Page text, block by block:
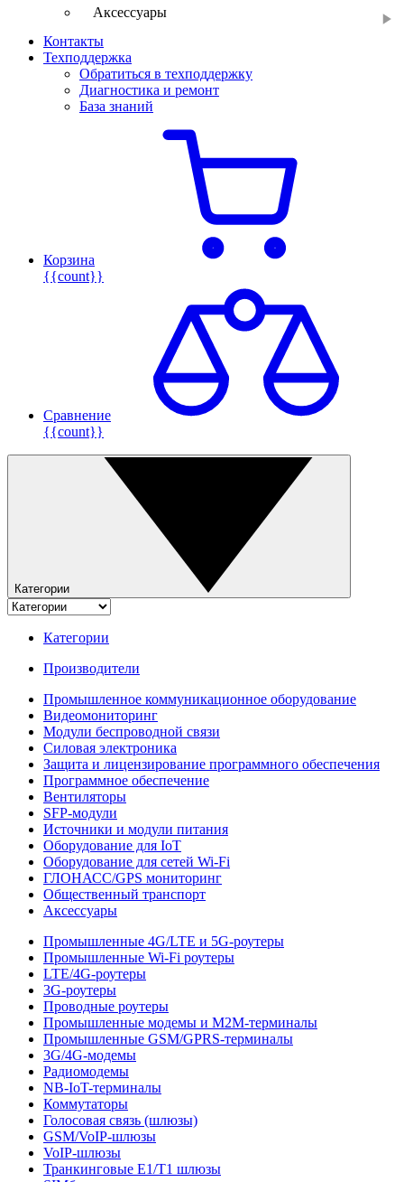
Аксессуары
Контакты
Техподдержка
Обратиться в техподдержку
Диагностика и ремонт
База знаний
Корзина
{{count}}
Сравнение
{{count}}
Категории
Категории
Производители
Промышленное коммуникационное оборудование
Видеомониторинг
Модули беспроводной связи
Силовая электроника
Защита и лицензирование программного обеспечения
Программное обеспечение
Вентиляторы
SFP-модули
Источники и модули питания
Оборудование для IoT
Оборудование для сетей Wi-Fi
ГЛОНАСС/GPS мониторинг
Общественный транспорт
Аксессуары
Промышленные 4G/LTE и 5G-роутеры
Промышленные Wi-Fi роутеры
LTE/4G-роутеры
3G-роутеры
Проводные роутеры
Промышленные модемы и M2M-терминалы
Промышленные GSM/GPRS-терминалы
3G/4G-модемы
Радиомодемы
NB-IoT-терминалы
Коммутаторы
Голосовая связь (шлюзы)
GSM/VoIP-шлюзы
VoIP-шлюзы
Транкинговые E1/T1 шлюзы